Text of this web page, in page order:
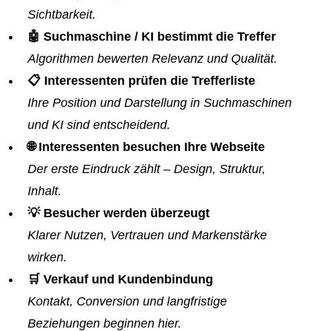
Sichtbarkeit.
🤖 Suchmaschine / KI bestimmt die Treffer
Algorithmen bewerten Relevanz und Qualität.
📋 Interessenten prüfen die Trefferliste
Ihre Position und Darstellung in Suchmaschinen
und KI sind entscheidend.
🌐 Interessenten besuchen Ihre Webseite
Der erste Eindruck zählt – Design, Struktur,
Inhalt.
💡 Besucher werden überzeugt
Klarer Nutzen, Vertrauen und Markenstärke
wirken.
🛒 Verkauf und Kundenbindung
Kontakt, Conversion und langfristige
Beziehungen beginnen hier.